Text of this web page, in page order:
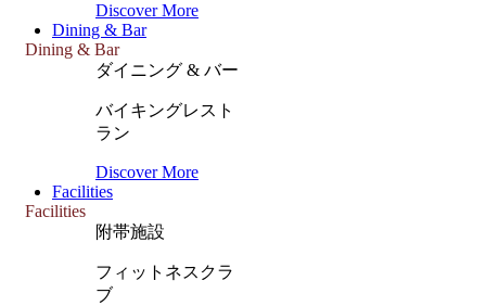
Discover More
Dining & Bar
Dining & Bar
ダイニング & バー
バイキングレスト
ラン
Discover More
Facilities
Facilities
附帯施設
フィットネスクラ
ブ